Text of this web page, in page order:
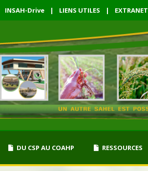
INSAH-Drive | LIENS UTILES | EXTRANET
DU CSP AU COAHP RESSOURCES